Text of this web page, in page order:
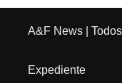
A&F News|
Expediente